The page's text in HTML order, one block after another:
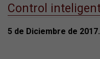
Control
5 de Diciembre de 2017.